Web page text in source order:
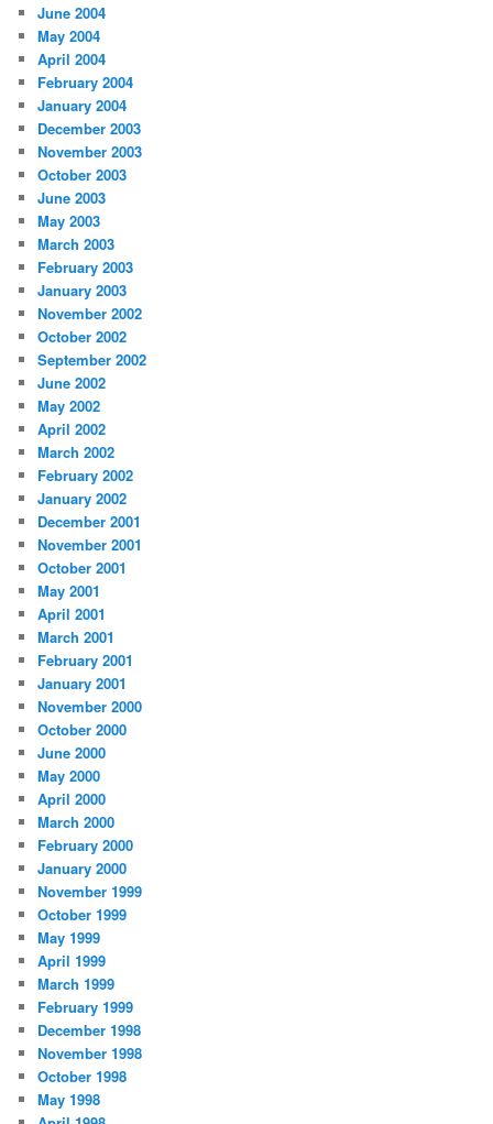
June 2004
May 2004
April 2004
February 2004
January 2004
December 2003
November 2003
October 2003
June 2003
May 2003
March 2003
February 2003
January 2003
November 2002
October 2002
September 2002
June 2002
May 2002
April 2002
March 2002
February 2002
January 2002
December 2001
November 2001
October 2001
May 2001
April 2001
March 2001
February 2001
January 2001
November 2000
October 2000
June 2000
May 2000
April 2000
March 2000
February 2000
January 2000
November 1999
October 1999
May 1999
April 1999
March 1999
February 1999
December 1998
November 1998
October 1998
May 1998